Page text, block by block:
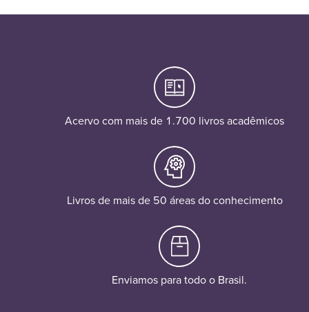
Acervo com mais de 1.700 livros acadêmicos
Livros de mais de 50 áreas do conhecimento
Enviamos para todo o Brasil.